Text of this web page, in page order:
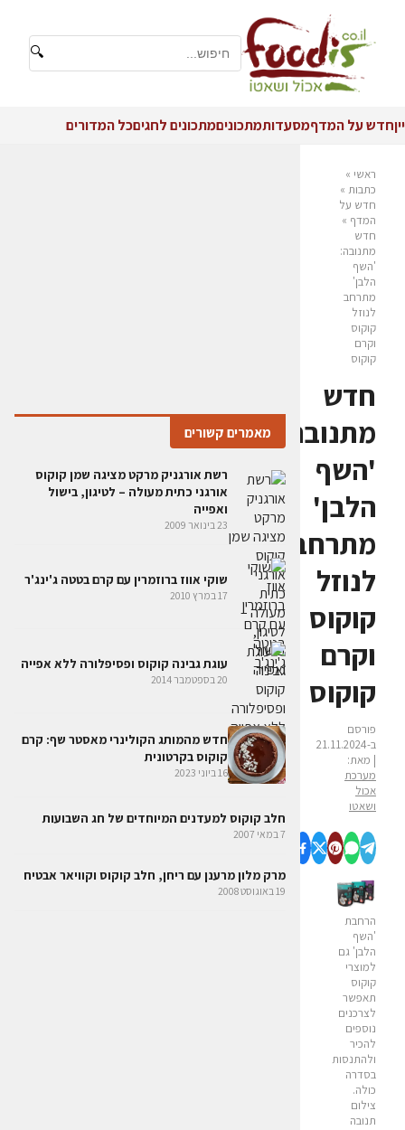
🔍
ייןחדש על המדףמסעדותמתכוניםמתכונים לחגיםכל המדורים
ראשי »
כתבות »
חדש על
המדף »
חדש
מתנובה:
'השף
הלבן'
מתרחב
לנוזל
קוקוס
וקרם
קוקוס
חדש
מתנובה:
'השף
הלבן'
מתרחב
לנוזל
קוקוס
וקרם
קוקוס
פורסם
ב-21.11.2024
| מאת:
מערכת
אכול
ושאטו
הרחבת
'השף
הלבן' גם
למוצרי
קוקוס
תאפשר
לצרכנים
נוספים
להכיר
ולהתנסות
בסדרה
כולה.
צילום
תנובה
מאמרים קשורים
רשת אורגניק מרקט מציגה שמן קוקוס
אורגני כתית מעולה – לטיגון, בישול
ואפייה
23 בינואר 2009
שוקי אווז ברוזמרין עם קרם בטטה ג'ינג'ר
17 במרץ 2010
עוגת גבינה קוקוס ופסיפלורה ללא אפייה
20 בספטמבר 2014
חדש מהמותג הקולינרי מאסטר שף: קרם
קוקוס בקרטונית
16 ביוני 2023
חלב קוקוס למעדנים המיוחדים של חג השבועות
7 במאי 2007
מרק מלון מרענן עם ריחן, חלב קוקוס וקוויאר אבטיח
19 באוגוסט 2008